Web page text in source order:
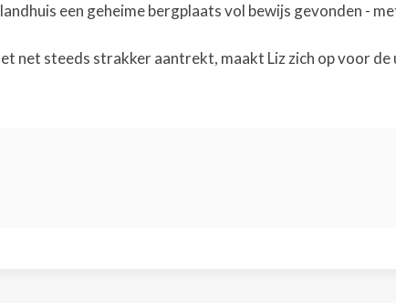
een geheime bergplaats vol bewijs gevonden -
net steeds strakker aantrekt, maakt Liz zich op voor